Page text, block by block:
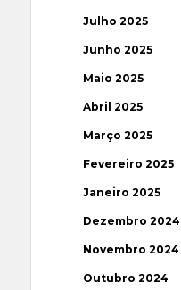
Julho 2025
Junho 2025
Maio 2025
Abril 2025
Março 2025
Fevereiro 2025
Janeiro 2025
Dezembro 2024
Novembro 2024
Outubro 2024